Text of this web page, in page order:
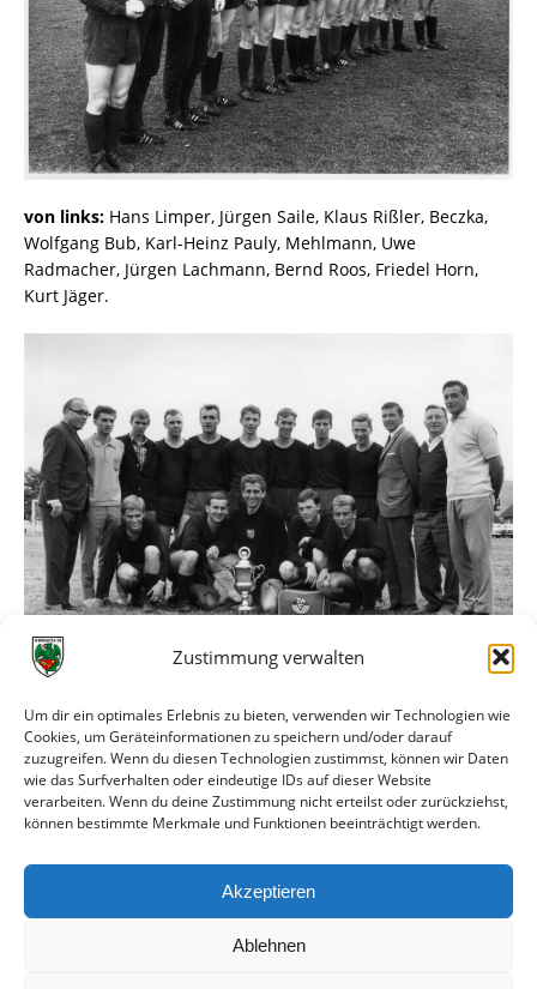
Zustimmung verwalten
Um dir ein optimales Erlebnis zu bieten, verwenden wir Technologien wie
Cookies, um Geräteinformationen zu speichern und/oder darauf
zuzugreifen. Wenn du diesen Technologien zustimmst, können wir Daten
wie das Surfverhalten oder eindeutige IDs auf dieser Website
verarbeiten. Wenn du deine Zustimmung nicht erteilst oder zurückziehst,
können bestimmte Merkmale und Funktionen beeinträchtigt werden.
Akzeptieren
Ablehnen
von links: Hans Limper, Jürgen Saile, Klaus Rißler, Beczka,
Wolfgang Bub, Karl-Heinz Pauly, Mehlmann, Uwe
Radmacher, Jürgen Lachmann, Bernd Roos, Friedel Horn,
Kurt Jäger.
Obere Reihe v.l.n.r.:
Hans-Walter Stein, Werner Schmidt, Volker Radtke, Rudi
Nack, Gernot Hess, Uwe Radmacher, Heinz Morgenstern,
Tom Mix, Felix von Brevern, Dieter Stölzle, Ludwig Baas,
Trainer Helmut Müller.
Untere Reihe v.l.n.r.:
Peter Muth, Helmut Bär, Gerd-Heiner Bickel, Karl-Heinz
Pauly, Friedel Horn.